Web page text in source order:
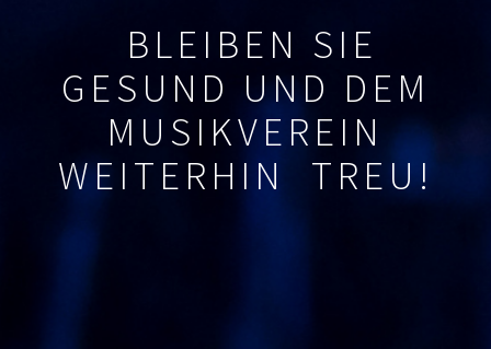
BLEIBEN SIE
GESUND UND DEM
MUSIKVEREIN
WEITERHIN TREU!